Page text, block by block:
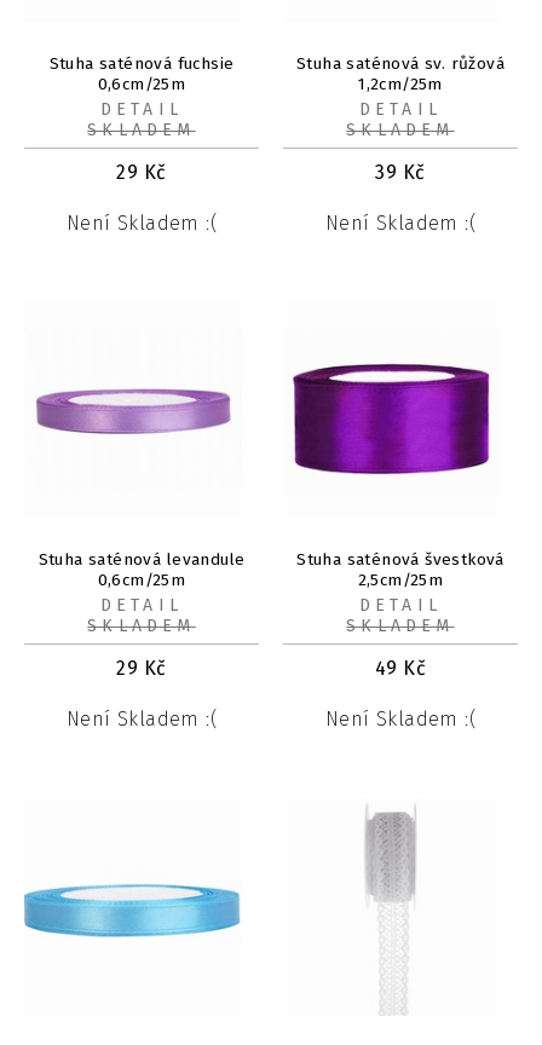
Stuha saténová fuchsie
0,6cm/25m
29 Kč
Není Skladem :(
DETAIL
SKLADEM
Stuha saténová sv. růžová
1,2cm/25m
39 Kč
Není Skladem :(
DETAIL
SKLADEM
Stuha saténová levandule
0,6cm/25m
29 Kč
Není Skladem :(
DETAIL
SKLADEM
Stuha saténová švestková
2,5cm/25m
49 Kč
Není Skladem :(
DETAIL
SKLADEM